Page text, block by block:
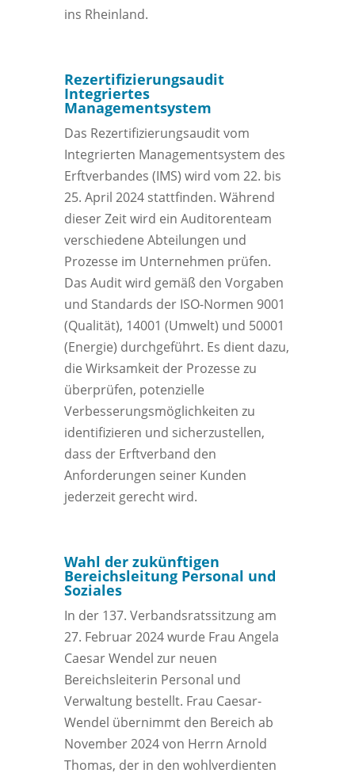
ins Rheinland.
Rezertifizierungsaudit
Integriertes
Managementsystem
Das Rezertifizierungsaudit vom
Integrierten Managementsystem des
Erftverbandes (IMS) wird vom 22. bis
25. April 2024 stattfinden. Während
dieser Zeit wird ein Auditorenteam
verschiedene Abteilungen und
Prozesse im Unternehmen prüfen.
Das Audit wird gemäß den Vorgaben
und Standards der ISO-Normen 9001
(Qualität), 14001 (Umwelt) und 50001
(Energie) durchgeführt. Es dient dazu,
die Wirksamkeit der Prozesse zu
überprüfen, potenzielle
Verbesserungsmöglichkeiten zu
identifizieren und sicherzustellen,
dass der Erftverband den
Anforderungen seiner Kunden
jederzeit gerecht wird.
Wahl der zukünftigen
Bereichsleitung Personal und
Soziales
In der 137. Verbandsratssitzung am
27. Februar 2024 wurde Frau Angela
Caesar Wendel zur neuen
Bereichsleiterin Personal und
Verwaltung bestellt. Frau Caesar-
Wendel übernimmt den Bereich ab
November 2024 von Herrn Arnold
Thomas, der in den wohlverdienten